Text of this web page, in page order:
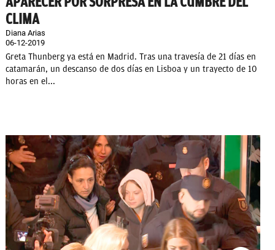
CLIMA
Diana Arias
06-12-2019
Greta Thunberg ya está en Madrid. Tras una travesía de 21 días en
catamarán, un descanso de dos días en Lisboa y un trayecto de 10
horas en el...